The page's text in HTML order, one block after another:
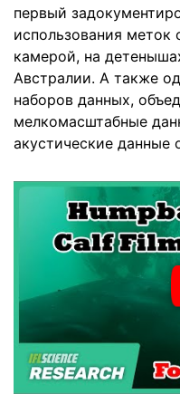
первый
использования
камерой, на
Австралии. А также
наборов данных,
мелкомасштабные
акустические данные